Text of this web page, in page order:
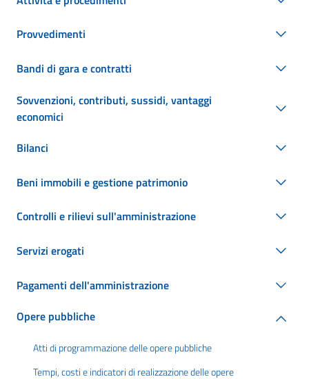
Provvedimenti
Bandi di gara e contratti
Sovvenzioni, contributi, sussidi, vantaggi
economici
Bilanci
Beni immobili e gestione patrimonio
Controlli e rilievi sull'amministrazione
Servizi erogati
Pagamenti dell'amministrazione
Opere pubbliche
Atti di programmazione delle opere pubbliche
Tempi, costi e indicatori di realizzazione delle opere